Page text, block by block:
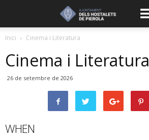
Inici Cinema i Literatura
Cinema i Literatura
26 de setembre de 2026
WHEN